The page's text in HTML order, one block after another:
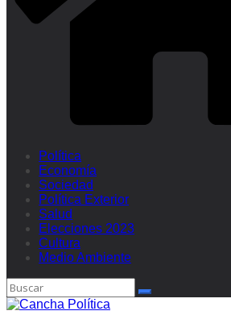
Política
Economía
Sociedad
Política Exterior
Salud
Elecciones 2023
Cultura
Medio Ambiente